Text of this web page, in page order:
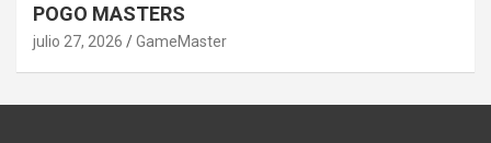
POGO MASTERS
julio 27, 2026 GameMaster